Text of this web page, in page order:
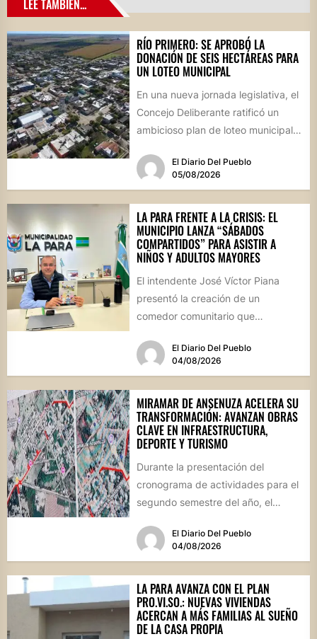
LEE TAMBIÉN...
RÍO PRIMERO: SE APROBÓ LA
DONACIÓN DE SEIS HECTÁREAS PARA
UN LOTEO MUNICIPAL
En una nueva jornada legislativa, el
Concejo Deliberante ratificó un
ambicioso plan de loteo municipal,
por...
El Diario Del Pueblo
05/08/2026
LA PARA FRENTE A LA CRISIS: EL
MUNICIPIO LANZA “SÁBADOS
COMPARTIDOS” PARA ASISTIR A
NIÑOS Y ADULTOS MAYORES
El intendente José Víctor Piana
presentó la creación de un
comedor comunitario que
Salón...
El Diario Del Pueblo
04/08/2026
MIRAMAR DE ANSENUZA ACELERA SU
TRANSFORMACIÓN: AVANZAN OBRAS
CLAVE EN INFRAESTRUCTURA,
DEPORTE Y TURISMO
Durante la presentación del
cronograma de actividades para el
segundo semestre del año, el
el estado...El Diario Del Pueblo
04/08/2026
LA PARA AVANZA CON EL PLAN
PRO.VI.SO.: NUEVAS VIVIENDAS
ACERCAN A MÁS FAMILIAS AL SUEÑO
DE LA CASA PROPIA